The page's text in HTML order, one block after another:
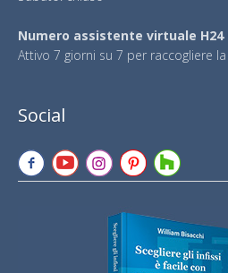
Numero assistente virtuale H24
Attivo 7 giorni su 7 per raccogliere
Social